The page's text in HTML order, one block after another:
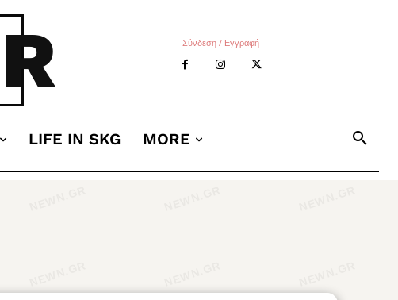
Σύνδεση / Εγγραφή
LIFE IN SKG MORE